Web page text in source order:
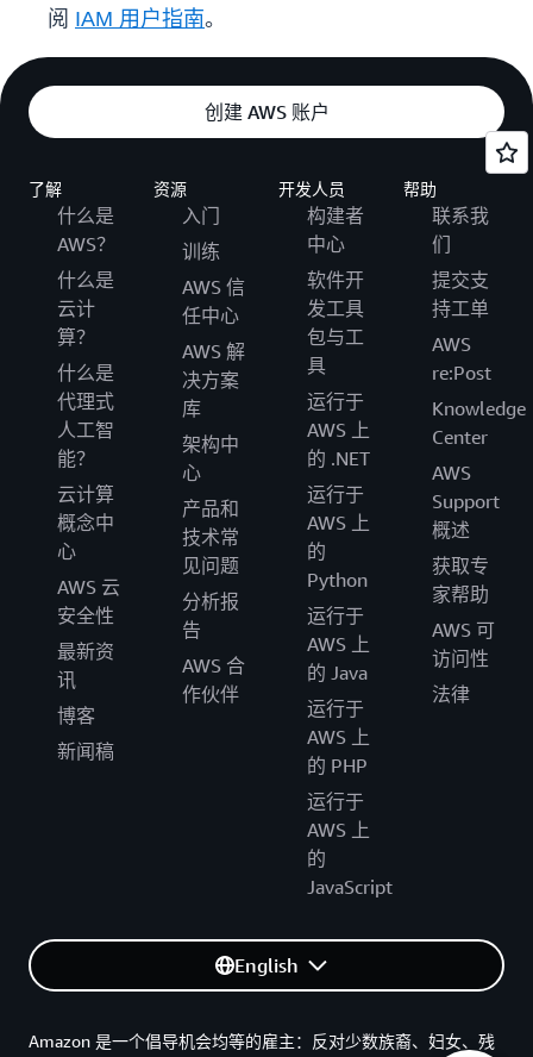
阅 IAM 用户指南。
创建 AWS 账户
了解
什么是
AWS？
什么是
云计
算？
什么是
代理式
人工智
能？
云计算
概念中
心
AWS 云
安全性
最新资
讯
博客
新闻稿
资源
入门
训练
AWS 信
任中心
AWS 解
决方案
库
架构中
心
产品和
技术常
见问题
分析报
告
AWS 合
作伙伴
开发人员
构建者
中心
软件开
发工具
包与工
具
运行于
AWS 上
的 .NET
运行于
AWS 上
的
Python
运行于
AWS 上
的 Java
运行于
AWS 上
的 PHP
运行于
AWS 上
的
JavaScript
帮助
联系我
们
提交支
持工单
AWS
re:Post
Knowledge
Center
AWS
Support
概述
获取专
家帮助
AWS 可
访问性
法律
English
Amazon 是一个倡导机会均等的雇主：反对少数族裔、妇女、残